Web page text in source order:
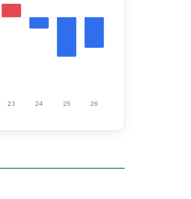
23 24 25 26